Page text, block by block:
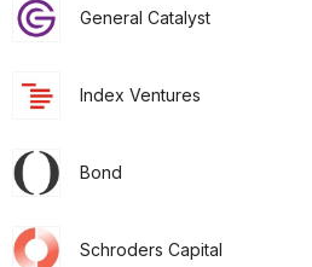
General Catalyst
Index Ventures
Bond
Schroders Capital